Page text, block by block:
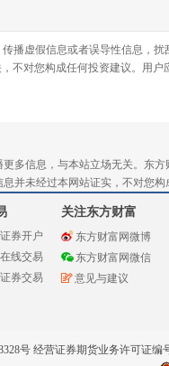
播虚假信息或者误导性信息，
不对您构成任何投资建议。用
多信息，与本站立场无关。东
并未经过本网站证实，不对您
券开户
线交易
券交易
关注东方财富
东方财富网微博
东方财富网微信
意见与建议
号 经营证券期货业务许可证编